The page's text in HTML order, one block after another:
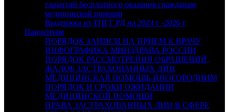
гарантий бесплатного оказания гражданам
медицинской помощи
Выдержка из ТПГГ РД на 2024 г -2026 г
Пациентам
ПОРЯДОК ЗАПИСИ НА ПРИЕМ К ВРАЧУ
ИНФОГРАФИКА МИНЗДРАВА РОССИИ
ПОРЯДОК РАССМОТРЕНИЯ ОБРАЩЕНИЙ,
ЖАЛОБ ЗАСТРАХОВАННЫХ ЛИЦ
МЕДИЦИНСКАЯ ПОМОЩЬ ИНОГОРОДНИМ
ПОРЯДОК И СРОКИ ОЖИДАНИЯ
МЕДИЦИНСКОЙ ПОМОЩИ
ПРАВА ЗАСТРАХОВАННЫХ ЛИЦ В СФЕРЕ